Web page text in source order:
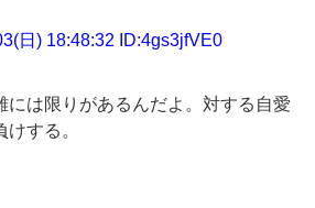
日) 18:48:32 ID:4gs3jfVE0
には限りがあるんだよ。対する自愛
する。